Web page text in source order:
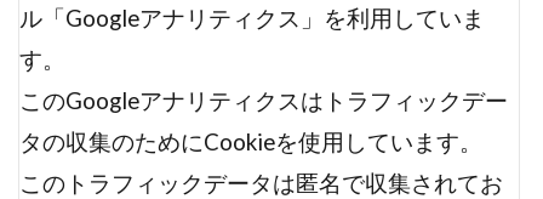
ル「Googleアナリティクス」を利用していま
す。
このGoogleアナリティクスはトラフィックデー
タの収集のためにCookieを使用しています。
このトラフィックデータは匿名で収集されてお